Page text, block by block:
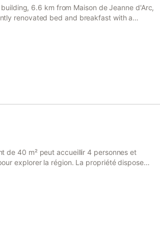
6.6 km from Maison de Jeanne d'Arc,
renovated bed and breakfast with a
and garden. The property has garden views
de 40 m² peut accueillir 4 personnes et
explorer la région. La propriété dispose
sur un seul niveau, comprenant une
de jardin, chaises longues et parasols, offrant